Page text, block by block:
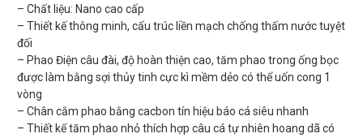
– Chất liệu: Nano cao cấp
– Thiết kế thông minh, cấu trúc liền mạch chống thấm nước tuyệt
đối
– Phao Điện câu đài, độ hoàn thiện cao, tăm phao trong ống bọc
được làm bằng sợi thủy tinh cực kì mềm dẻo có thể uốn cong 1
vòng
– Chân cắm phao bằng cacbon tín hiệu báo cá siêu nhanh
– Thiết kế tăm phao nhỏ thích hợp câu cá tự nhiên hoang dã có